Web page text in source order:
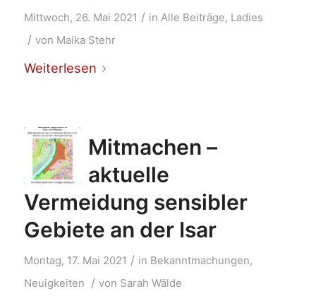
Mittwoch, 26. Mai 2021 / in Alle Beiträge, Ladies
/ von Maika Stehr
Weiterlesen
Mitmachen –
aktuelle
Vermeidung sensibler
Gebiete an der Isar
Montag, 17. Mai 2021 / in Bekanntmachungen,
Neuigkeiten
/ von Sarah Wälde